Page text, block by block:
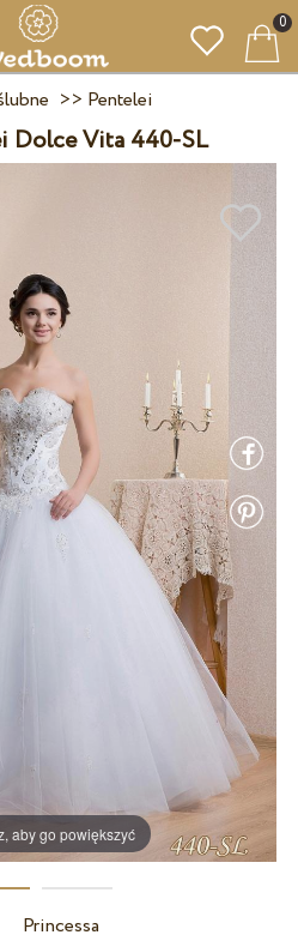
0
>> Pentelei
Dolce Vita 440-SL
aby go powiększyć
Princessa